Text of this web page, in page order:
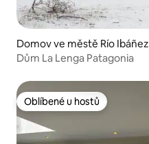
Domov ve městě Río Ibáñez
Dům La Lenga Patagonia
Oblíbené u hostů
Oblíbené u hostů